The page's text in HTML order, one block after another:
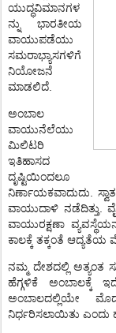
ಯುದ್ಧವಿಮಾನಗಳ
ನ್ನು
ಭಾರತೀಯ
ವಾಯುಪಡೆಯು
ಸಮರಾಭ್ಯಾಸಗಳಿಗೆ
ನಿಯೋಜನೆ
ಮಾಡಲಿದೆ
ಅಂಬಾಲ
ವಾಯುನೆಲೆಯು
ಮಿಲಿಟರಿ
ಇತಿಹಾಸದ
ದೃಷ್ಟಿಯಿಂದಲೂ
ನಿರ್ಣಾಯಕವಾದುದು .
ವಾಯುದಾಳಿ ನಡೆದಿತ್ತು .
ವಾಯುರಕ್ಷಣಾ
ಕಾಲಕ್ಕೆ ತಕ್ಕಂತೆ ಆದ್ಯತೆಯ
ನಮ್ಮ ದೇಶದಲ್ಲಿ ಅತ್ಯಂತ
ಹೆಗ್ಗಳಿಕೆ
ಅಂಬಾಲಕ್ಕೆ
ಅಂಬಾಲದಲ್ಲಿಯೇ
ನಿರ್ಧರಿಸಲಾಯಿತು ಎಂದು